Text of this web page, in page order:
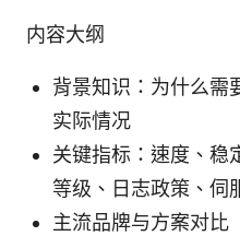
内容大纲
背景知识：为什么需
实际情况
关键指标：速度、稳
等级、日志政策、伺
主流品牌与方案对比